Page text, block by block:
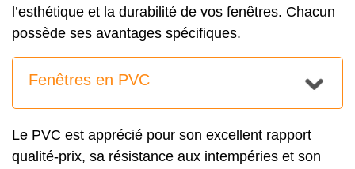
l’esthétique et la durabilité de vos fenêtres. Chacun
possède ses avantages spécifiques.
Fenêtres en PVC
Le PVC est apprécié pour son excellent rapport
qualité-prix, sa résistance aux intempéries et son